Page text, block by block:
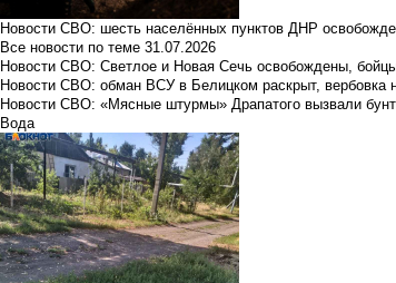
Новости СВО: шесть населённых пунктов ДНР
Все новости по теме 31.07.2026
Новости СВО: Светлое и Новая Сечь освобождены,
Новости СВО: обман ВСУ в Белицком раскрыт, вербовка
Новости СВО: «Мясные штурмы» Драпатого вызвали
Вода